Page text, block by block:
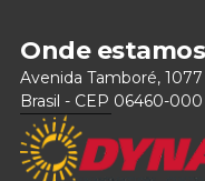
Onde estamos
Avenida Tamboré,
Brasil - CEP 06460-000